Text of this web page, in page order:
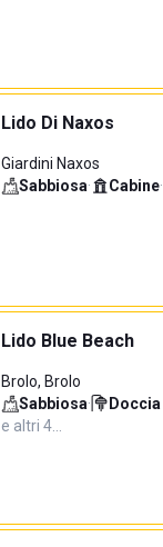
Lido Di Naxos
Giardini Naxos
Sabbiosa· Cabine·
Lido Blue Beach
Brolo, Brolo
Sabbiosa·
e altri 4…